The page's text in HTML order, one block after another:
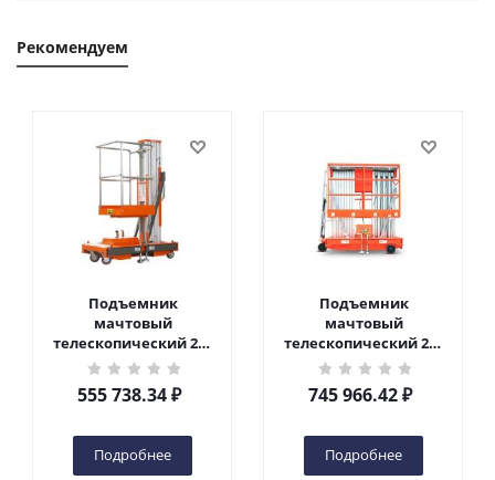
Рекомендуем
Подъемник
мачтовый
телескопический 200
кг 6 м TOR GTWY6-200S
DC 2-мачтовый
(автономный) (G) в
555 738.34₽
Подробнее
Подъемник
мачтовый
телескопический 200
кг 10 м TOR GTWY10-
200S DC 2-мачтовый
(автономный) (N) в
745 966.42₽
Подробнее